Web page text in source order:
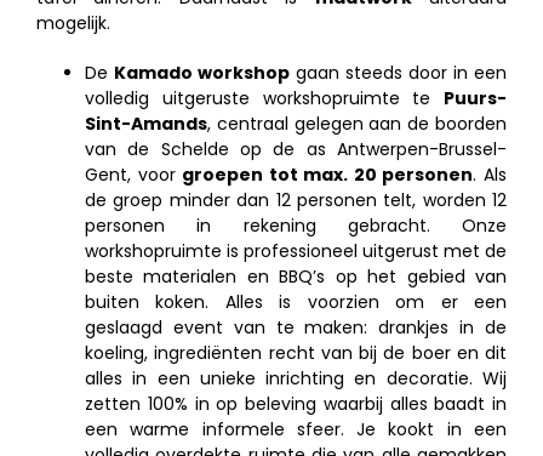
mogelijk.
De Kamado workshop gaan steeds door in een
volledig uitgeruste workshopruimte te Puurs-
Sint-Amands, centraal gelegen aan de boorden
van de Schelde op de as Antwerpen-Brussel-
Gent, voor groepen tot max. 20 personen. Als
de groep minder dan 12 personen telt, worden 12
personen in rekening gebracht. Onze
workshopruimte is professioneel uitgerust met de
beste materialen en BBQ’s op het gebied van
buiten koken. Alles is voorzien om er een
geslaagd event van te maken: drankjes in de
koeling, ingrediënten recht van bij de boer en dit
alles in een unieke inrichting en decoratie. Wij
zetten 100% in op beleving waarbij alles baadt in
een warme informele sfeer. Je kookt in een